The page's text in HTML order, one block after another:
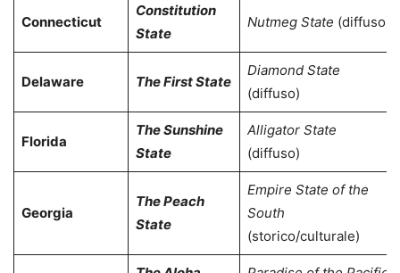
Connecticut
Constitution
State
Nutmeg State (diffuso)
Delaware The First State
Diamond State
(diffuso)
Florida
The Sunshine
State
Alligator State
(diffuso)
Georgia
The Peach
State
Empire State of the
South
(storico/culturale)